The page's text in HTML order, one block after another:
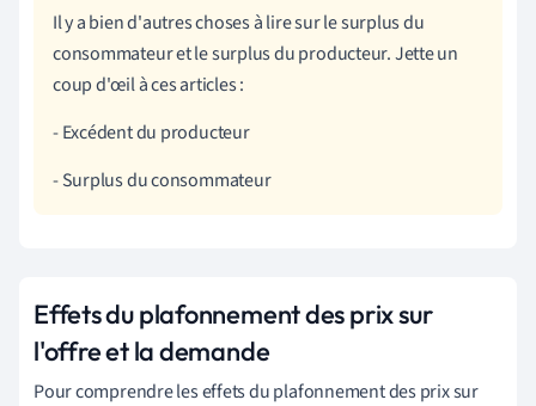
Il y a bien d'autres choses à lire sur le surplus du
consommateur et le surplus du producteur. Jette un
coup d'œil à ces articles :
- Excédent du producteur
- Surplus du consommateur
Effets du plafonnement des prix sur
l'offre et la demande
Pour comprendre les effets du plafonnement des prix sur